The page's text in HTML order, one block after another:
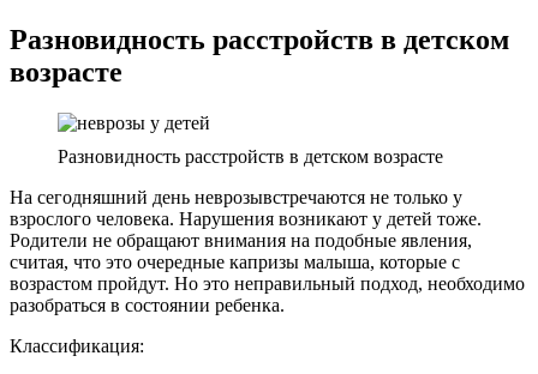
Разновидность расстройств в детском
возрасте
Разновидность расстройств в детском возрасте
На сегодняшний день неврозывстречаются не только у
взрослого человека. Нарушения возникают у детей тоже.
Родители не обращают внимания на подобные явления,
считая, что это очередные капризы малыша, которые с
возрастом пройдут. Но это неправильный подход, необходимо
разобраться в состоянии ребенка.
Классификация: